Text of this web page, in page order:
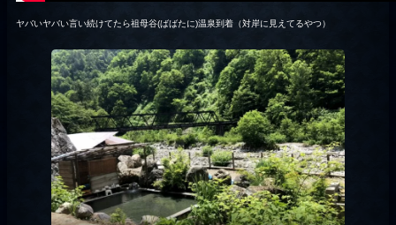
ヤバいヤバい言い続けてたら祖母谷(ばばたに)温泉到着（対岸に見えてるやつ）